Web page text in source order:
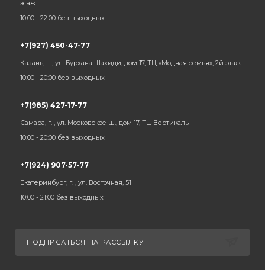
этаж
10:00 - 22:00 без выходных
+7(927) 450-47-77
Казань, г. , ул. Бурхана Шахиди, дом 17, ТЦ «Модная семья», 2й этаж
10:00 - 20:00 без выходных
+7(985) 427-17-77
Самара, г. , ул. Московское ш., дом 17, ТЦ Вертикаль
10:00 - 20:00 без выходных
+7(924) 907-57-77
Екатеринбург, г. , ул. Восточная, 51
10:00 - 21:00 без выходных
ПОДПИСАТЬСЯ НА РАССЫЛКУ